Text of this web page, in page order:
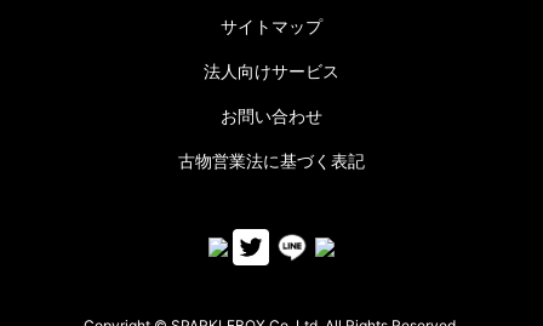
サイトマップ
法人向けサービス
お問い合わせ
古物営業法に基づく表記